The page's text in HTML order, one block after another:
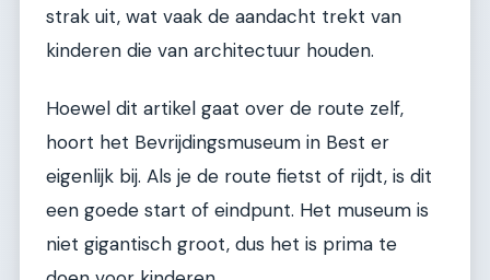
strak uit, wat vaak de aandacht trekt van
kinderen die van architectuur houden.
Hoewel dit artikel gaat over de route zelf,
hoort het Bevrijdingsmuseum in Best er
eigenlijk bij. Als je de route fietst of rijdt, is dit
een goede start of eindpunt. Het museum is
niet gigantisch groot, dus het is prima te